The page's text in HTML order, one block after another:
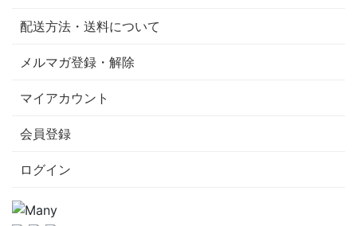
配送方法・送料について
メルマガ登録・解除
マイアカウント
会員登録
ログイン